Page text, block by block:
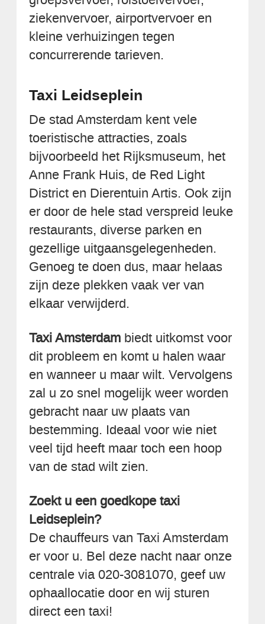
ziekenvervoer, airportvervoer en
kleine verhuizingen tegen
concurrerende tarieven.
Taxi Leidseplein
De stad Amsterdam kent vele
toeristische attracties, zoals
bijvoorbeeld het Rijksmuseum, het
Anne Frank Huis, de Red Light
District en Dierentuin Artis. Ook zijn
er door de hele stad verspreid leuke
restaurants, diverse parken en
gezellige uitgaansgelegenheden.
Genoeg te doen dus, maar helaas
zijn deze plekken vaak ver van
elkaar verwijderd.
Taxi Amsterdam biedt uitkomst voor
dit probleem en komt u halen waar
en wanneer u maar wilt. Vervolgens
zal u zo snel mogelijk weer worden
gebracht naar uw plaats van
bestemming. Ideaal voor wie niet
veel tijd heeft maar toch een hoop
van de stad wilt zien.
Zoekt u een goedkope taxi
Leidseplein?
De chauffeurs van Taxi Amsterdam
er voor u. Bel deze nacht naar onze
centrale via 020-3081070, geef uw
ophaallocatie door en wij sturen
direct een taxi!